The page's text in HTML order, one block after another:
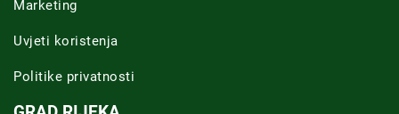
Marketing
Uvjeti koristenja
Politike privatnosti